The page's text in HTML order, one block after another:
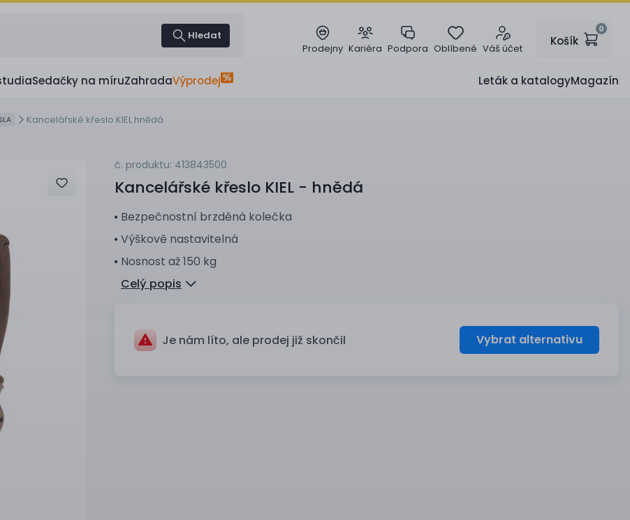
Hledat
Prodejny Kariéra Podpora Oblíbené Váš účet
Košík
0
Sedačky na míruZahradaVýprodej Leták a katalogyMagazín
Kancelářské křeslo KIEL hnědá
č. produktu: 413843500
Kancelářské křeslo KIEL - hnědá
Bezpečnostní brzděná kolečka
Výškově nastavitelná
Nosnost až 150 kg
Celý popis
Je nám líto, ale prodej již skončil Vybrat alternativu